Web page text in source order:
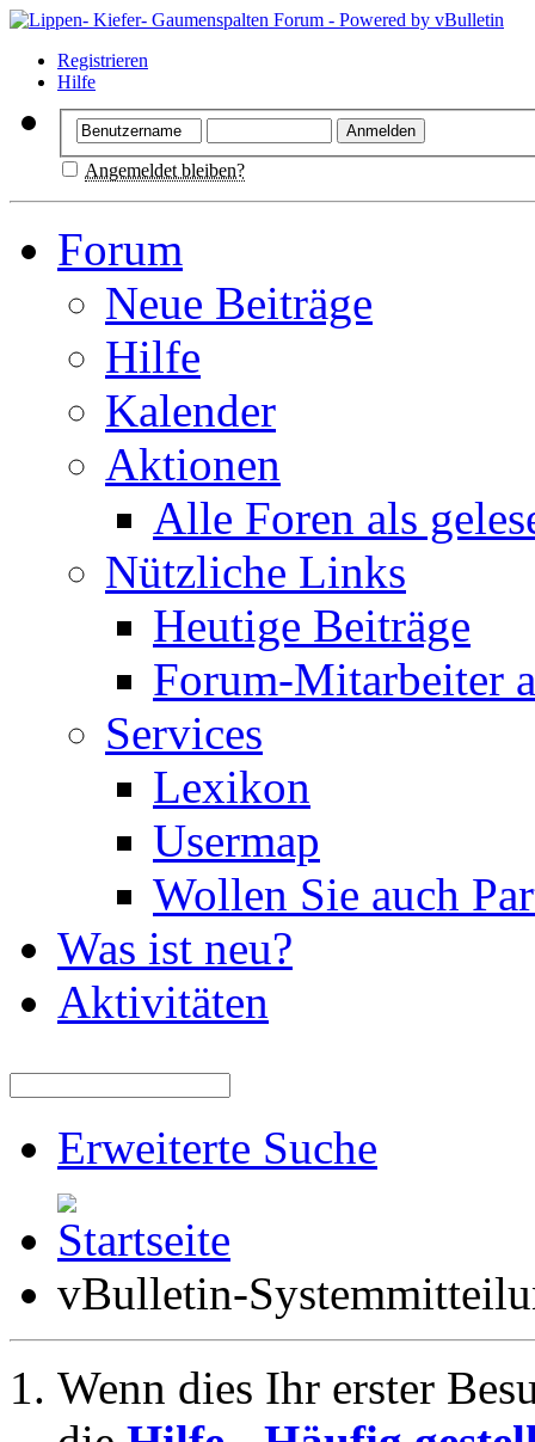
Registrieren
Hilfe
Angemeldet bleiben?
Forum
Neue Beiträge
Hilfe
Kalender
Aktionen
Alle Foren als
Nützliche Links
Heutige Beiträge
Forum-Mitarbeiter
Services
Lexikon
Usermap
Wollen Sie auch
Was ist neu?
Aktivitäten
Erweiterte Suche
vBulletin-
Wenn dies Ihr erster